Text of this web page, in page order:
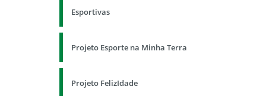
Esportivas
Projeto Esporte na Minha Terra
Projeto FelizIdade